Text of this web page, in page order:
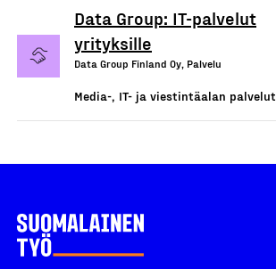
Data Group: IT-palvelut
yrityksille
Data Group Finland Oy, Palvelu
Media-, IT- ja viestintäalan palvelut